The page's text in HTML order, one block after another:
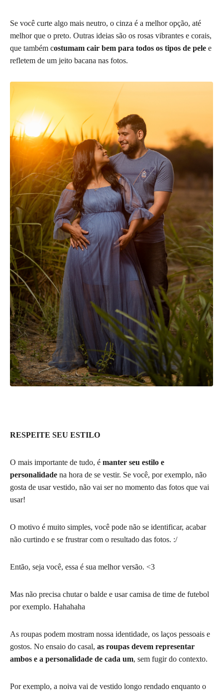
Se você curte algo mais neutro, o cinza é a melhor opção, até
melhor que o preto. Outras ideias são os rosas vibrantes e corais,
que também costumam cair bem para todos os tipos de pele e
refletem de um jeito bacana nas fotos.
RESPEITE SEU ESTILO
O mais importante de tudo, é manter seu estilo e
personalidade na hora de se vestir. Se você, por exemplo, não
gosta de usar vestido, não vai ser no momento das fotos que vai
usar!
O motivo é muito simples, você pode não se identificar, acabar
não curtindo e se frustrar com o resultado das fotos. :/
Então, seja você, essa é sua melhor versão. <3
Mas não precisa chutar o balde e usar camisa de time de futebol
por exemplo. Hahahaha
As roupas podem mostram nossa identidade, os laços pessoais e
gostos. No ensaio do casal, as roupas devem representar
ambos e a personalidade de cada um, sem fugir do contexto.
Por exemplo, a noiva vai de vestido longo rendado enquanto o